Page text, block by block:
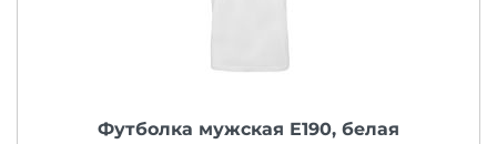
Футболка мужская E190, белая